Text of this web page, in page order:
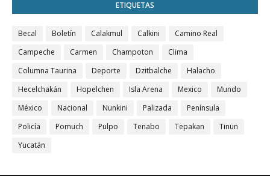
ETIQUETAS
Becal Boletín Calakmul Calkini
Camino Real
Campeche
Carmen Champoton
Clima
Columna Taurina
Deporte Dzitbalche
Halacho
Hecelchakán
Hopelchen Isla Arena Mexico
Mundo
México
Nacional Nunkini Palizada
Península
Policía
Pomuch Pulpo Tenabo Tepakan
Tinun
Yucatán